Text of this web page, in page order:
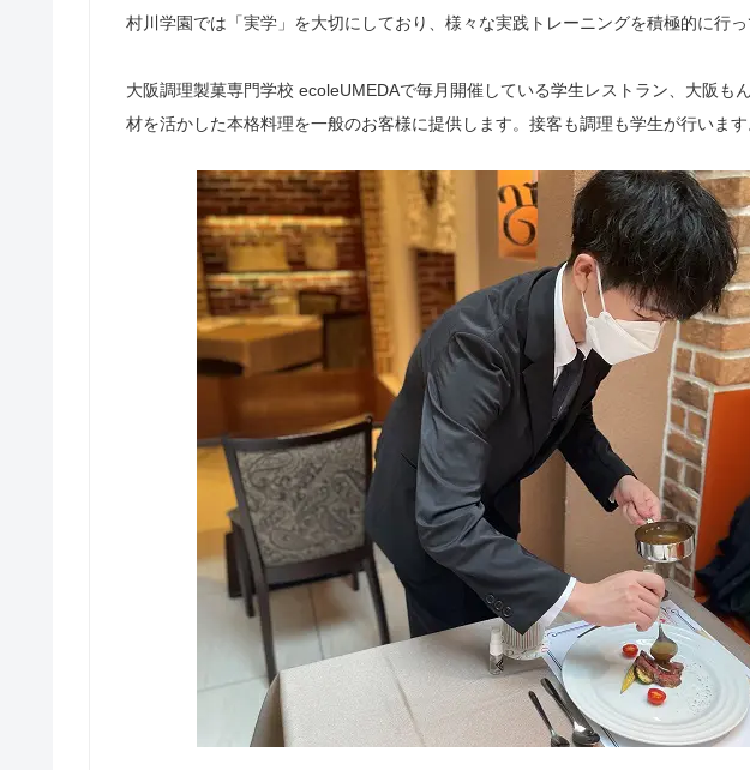
村川学園では「実学」を大切にしており、様々な実践トレーニングを積極的に行っ
大阪調理製菓専門学校 ecoleUMEDAで毎月開催している学生レストラン、大阪も
材を活かした本格料理を一般のお客様に提供します。接客も調理も学生が行います